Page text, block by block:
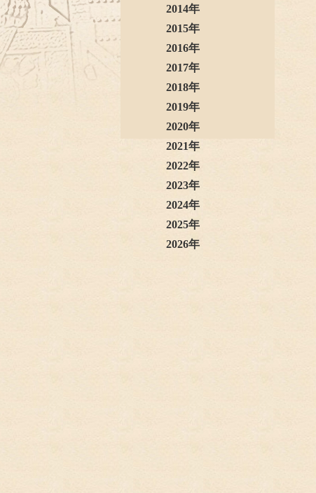
2014年
2015年
2016年
2017年
2018年
2019年
2020年
2021年
2022年
2023年
2024年
2025年
2026年